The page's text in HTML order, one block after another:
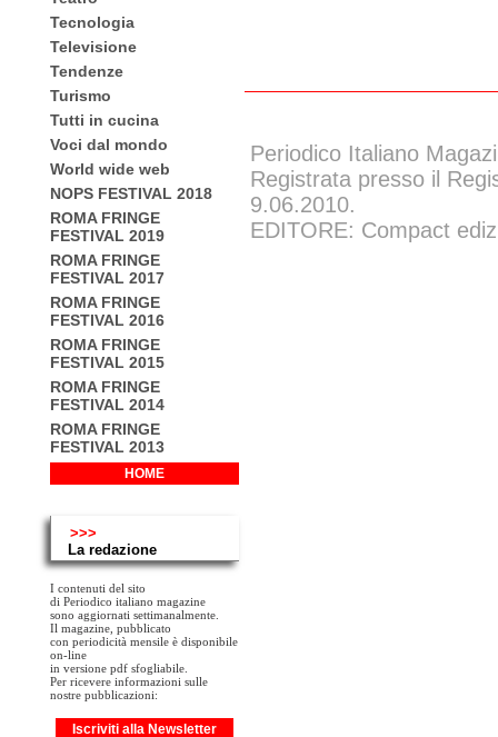
Tecnologia
Televisione
Tendenze
Turismo
Tutti in cucina
Voci dal mondo
World wide web
NOPS FESTIVAL 2018
ROMA FRINGE
FESTIVAL 2019
ROMA FRINGE
FESTIVAL 2017
ROMA FRINGE
FESTIVAL 2016
ROMA FRINGE
FESTIVAL 2015
ROMA FRINGE
FESTIVAL 2014
ROMA FRINGE
FESTIVAL 2013
HOME
>>>
La redazione
I contenuti del sito
di Periodico italiano magazine
sono aggiornati settimanalmente.
Il magazine, pubblicato
con periodicità mensile è disponibile
on-line
in versione pdf sfogliabile.
Per ricevere informazioni sulle
nostre pubblicazioni:
Iscriviti alla Newsletter
Periodico Italiano
Registrata presso il
9.06.2010.
EDITORE: Compact